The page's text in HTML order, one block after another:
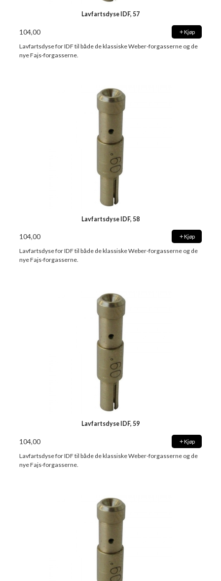
Lavfartsdyse IDF, 57
104,00 Kjøp
Lavfartsdyse for IDF til både de klassiske Weber-forgasserne og de
nye Fajs-forgasserne.
Lavfartsdyse IDF, 58
104,00 Kjøp
Lavfartsdyse for IDF til både de klassiske Weber-forgasserne og de
nye Fajs-forgasserne.
Lavfartsdyse IDF, 59
104,00 Kjøp
Lavfartsdyse for IDF til både de klassiske Weber-forgasserne og de
nye Fajs-forgasserne.